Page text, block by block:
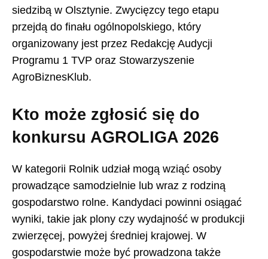
siedzibą w Olsztynie. Zwycięzcy tego etapu
przejdą do finału ogólnopolskiego, który
organizowany jest przez Redakcję Audycji
Programu 1 TVP oraz Stowarzyszenie
AgroBiznesKlub.
Kto może zgłosić się do
konkursu AGROLIGA 2026
W kategorii Rolnik udział mogą wziąć osoby
prowadzące samodzielnie lub wraz z rodziną
gospodarstwo rolne. Kandydaci powinni osiągać
wyniki, takie jak plony czy wydajność w produkcji
zwierzęcej, powyżej średniej krajowej. W
gospodarstwie może być prowadzona także